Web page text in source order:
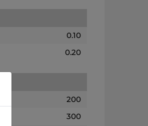
0.10
0.20
200
300